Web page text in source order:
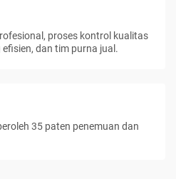
proses kontrol kualitas
dan tim purna jual.
35 paten penemuan dan